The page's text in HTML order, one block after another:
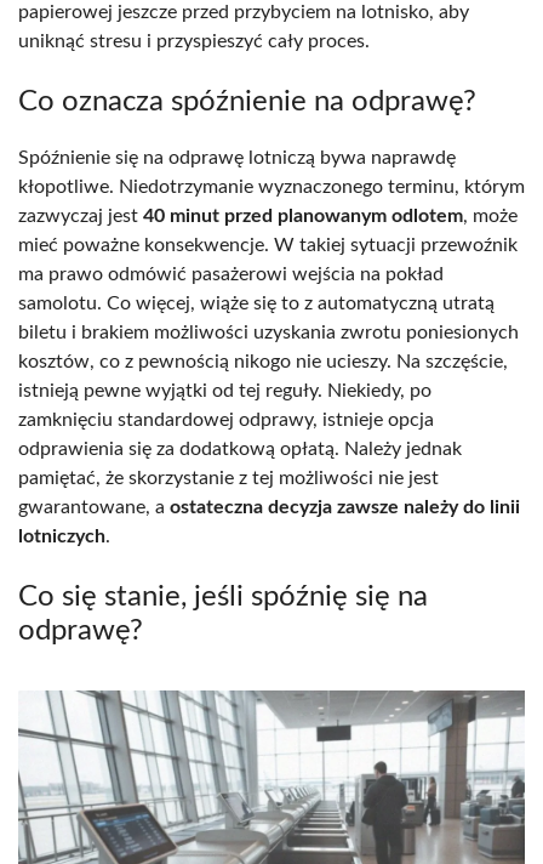
papierowej jeszcze przed przybyciem na lotnisko, aby
uniknąć stresu i przyspieszyć cały proces.
Co oznacza spóźnienie na odprawę?
Spóźnienie się na odprawę lotniczą bywa naprawdę
kłopotliwe. Niedotrzymanie wyznaczonego terminu, którym
zazwyczaj jest 40 minut przed planowanym odlotem, może
mieć poważne konsekwencje. W takiej sytuacji przewoźnik
ma prawo odmówić pasażerowi wejścia na pokład
samolotu. Co więcej, wiąże się to z automatyczną utratą
biletu i brakiem możliwości uzyskania zwrotu poniesionych
kosztów, co z pewnością nikogo nie ucieszy. Na szczęście,
istnieją pewne wyjątki od tej reguły. Niekiedy, po
zamknięciu standardowej odprawy, istnieje opcja
odprawienia się za dodatkową opłatą. Należy jednak
pamiętać, że skorzystanie z tej możliwości nie jest
gwarantowane, a ostateczna decyzja zawsze należy do linii
lotniczych.
Co się stanie, jeśli spóźnię się na
odprawę?